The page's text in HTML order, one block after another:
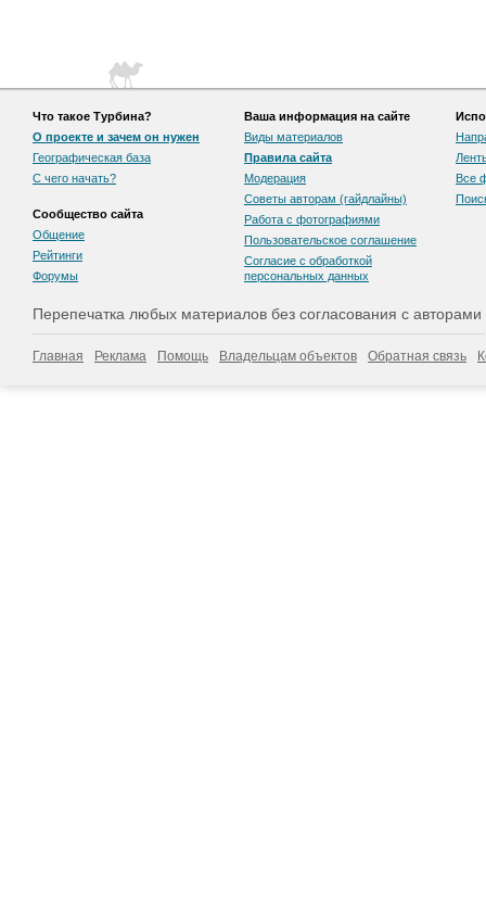
Что такое Турбина?
О проекте и зачем он нужен
Географическая база
С чего начать?
Сообщество сайта
Общение
Рейтинги
Форумы
Ваша информация на сайте
Виды материалов
Правила сайта
Модерация
Советы авторам (гайдлайны)
Работа с фотографиями
Пользовательскоe соглашение
Согласие с обработкой
персональных данных
Все
Перепечатка любых материалов без согласования с
Главная Реклама Помощь Владельцам объектов Обратная связь